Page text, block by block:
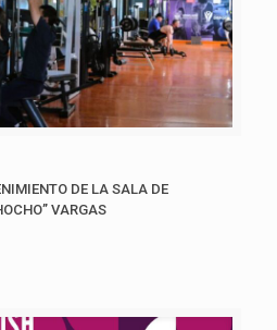
DE LA SALA DE
VARGAS